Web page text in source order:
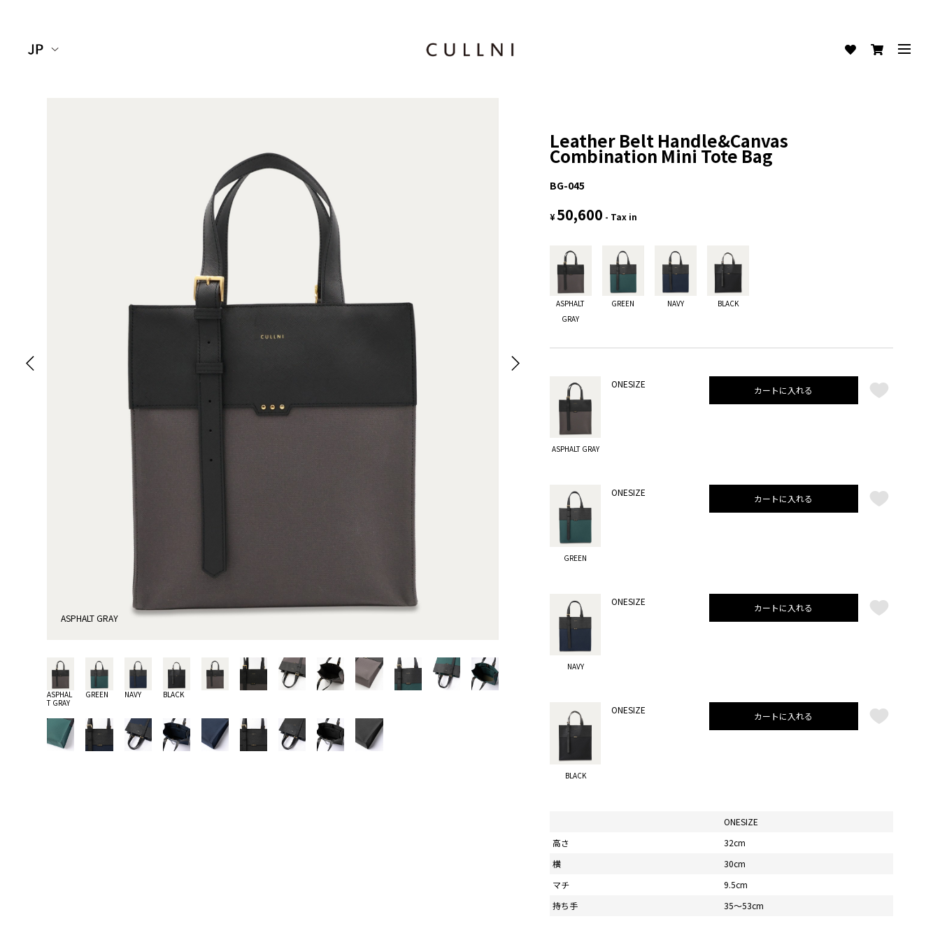
Leather Belt Handle&Canvas
Combination Mini Tote Bag
BG-045
¥50,600 - Tax in
ASPHALT
GRAY
GREEN NAVY BLACK
ASPHALT GRAY
ONESIZE
カートに入れる
GREEN
ONESIZE
カートに入れる
NAVY
ONESIZE
カートに入れる
BLACK
ONESIZE
カートに入れる
高さ
横
マチ
持ち手
ONESIZE
32cm
30cm
9.5cm
35〜53cm
ASPHALT GRAY
ASPHAL
T GRAY
GREEN NAVY BLACK